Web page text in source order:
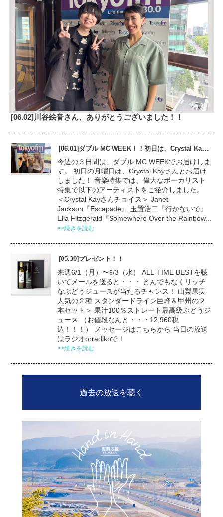
[06.02]川谷絵音さん、ありがとうございました！！
[06.01]ダブル MC WEEK！！初日は、Crystal Kayさん
今週の３日間は、ダブル MC WEEKでお届けしま
す。 初日の月曜日は、Crystal Kayさんとお届け
しました！ 音楽特集では、偉大なボーカリスト
特集で以下のアーティストをご紹介しました。
＜Crystal Kayさんチョイス＞ Janet
Jackson『Escapade』 玉置浩二『行かないで』
Ella Fitzgerald『Somewhere Over the Rainbow...
>>続きを読む
[05.30]プレゼント！！
来週6/1（月）〜6/3（水） ALL-TIME BESTを聴
いてメールを送ると・・・ とんでもなくリッチ
なぶどうジュースが当たるチャンス！ 山梨果実
人気の２種 スタンダードライン巨峰＆甲州の２
本セット＞ 果汁100％ストレート最高級ぶどうジ
ュース （お値段なんと・・・12,960税
込！！！） メッセージはこちらから 当日の放送
はラジオorradikoで！
>>続きを読む
過去の放送を聴く